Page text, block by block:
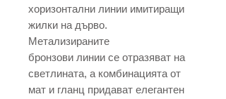
хоризонтални линии имитиращи
жилки на дърво.
Метализираните
бронзови линии се отразяват на
светлината, а комбинацията от
мат и гланц придават елегантен